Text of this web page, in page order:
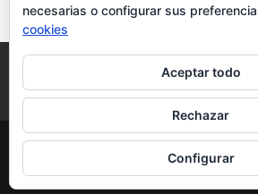
Contacto
Tienda Carrito
© DoctorMoviles.com | Sitio
necesarias o configurar sus
cookies
Aceptar todo
Rechazar
Configurar